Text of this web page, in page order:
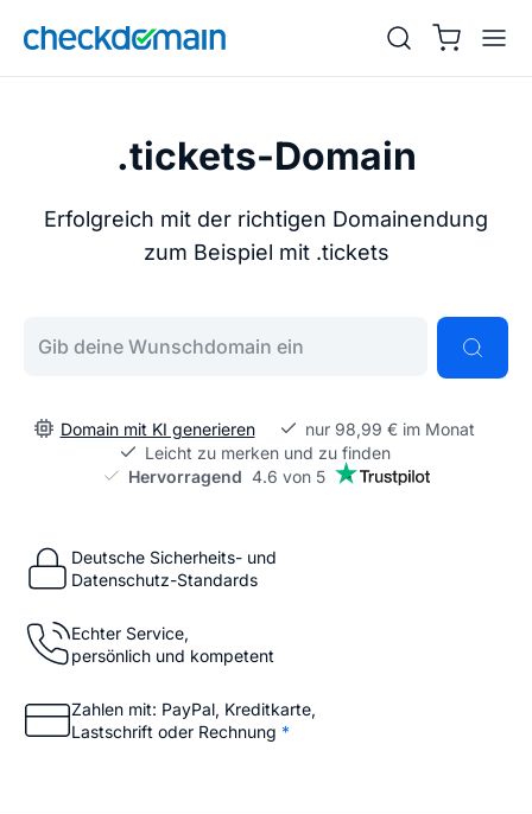
.tickets-Domain
Erfolgreich mit der richtigen Domainendung
zum Beispiel mit .tickets
Domain mit KI generieren
nur 98,99 € im Monat
Leicht zu merken und zu finden
Hervorragend 4.6 von 5
Deutsche Sicherheits- und
Datenschutz-Standards
Echter Service,
persönlich und kompetent
Zahlen mit: PayPal, Kreditkarte,
Lastschrift oder Rechnung *